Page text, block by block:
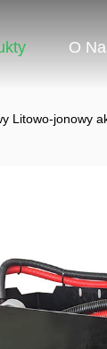
O
Litowo-jonowy